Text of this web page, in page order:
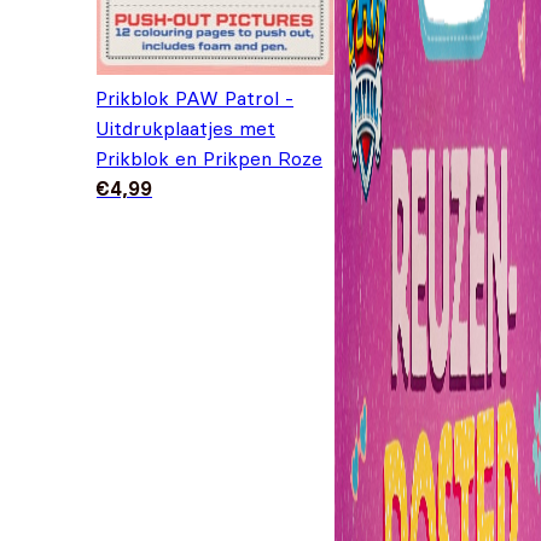
Prikblok PAW Patrol -
Uitdrukplaatjes met
Prikblok en Prikpen Roze
€4,99